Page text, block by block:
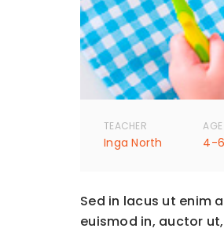
TEACHER
Inga North
AGE
4-
Sed in lacus ut enim
euismod in, auctor